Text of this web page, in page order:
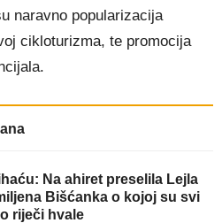
naravno popularizacija
cikloturizma, te promocija
Na ahiret preselila Lejla
Bišćanka o kojoj su svi
riječi hvale